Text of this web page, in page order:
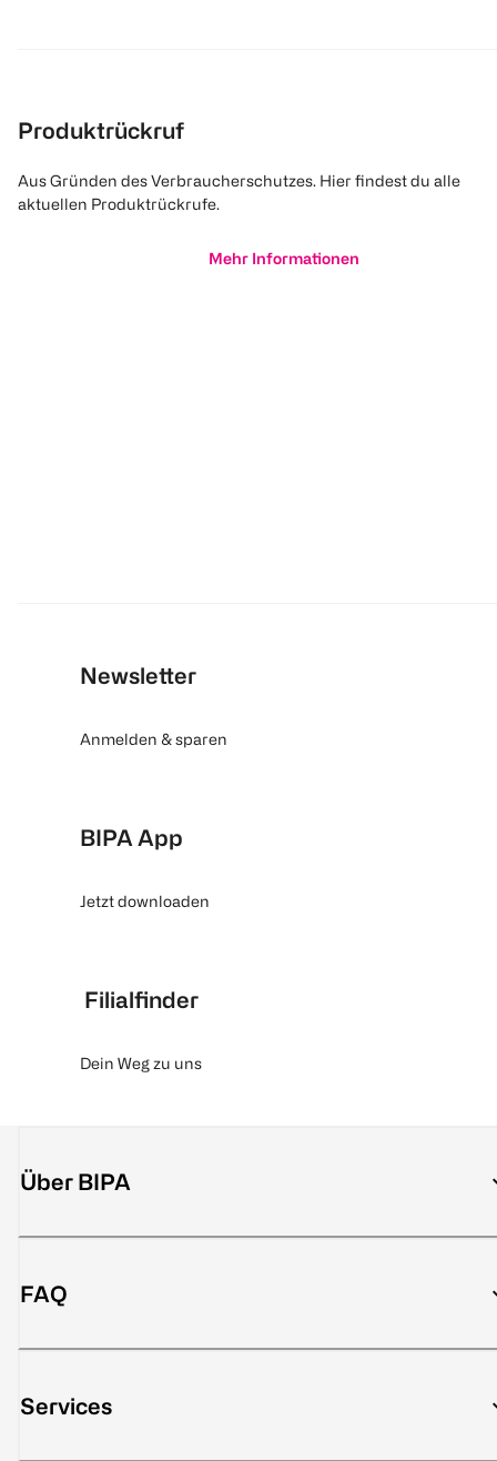
Produktrückruf
Aus Gründen des Verbraucherschutzes. Hier findest du alle
aktuellen Produktrückrufe.
Mehr Informationen
Newsletter
Anmelden & sparen
BIPA App
Jetzt downloaden
Filialfinder
Dein Weg zu uns
Über BIPA
FAQ
Services